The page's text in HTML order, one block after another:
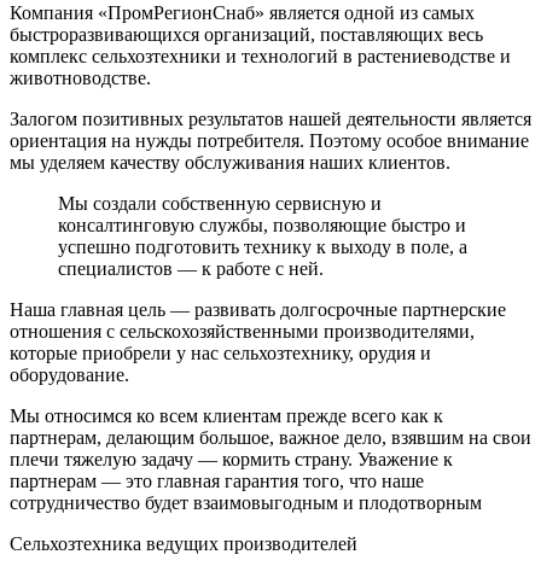
Компания «ПромРегионСнаб» является одной из самых
быстроразвивающихся организаций, поставляющих весь
комплекс сельхозтехники и технологий в растениеводстве и
животноводстве.
Залогом позитивных результатов нашей деятельности является
ориентация на нужды потребителя. Поэтому особое внимание
мы уделяем качеству обслуживания наших клиентов.
Мы создали собственную сервисную и
консалтинговую службы, позволяющие быстро и
успешно подготовить технику к выходу в поле, а
специалистов — к работе с ней.
Наша главная цель — развивать долгосрочные партнерские
отношения с сельскохозяйственными производителями,
которые приобрели у нас сельхозтехнику, орудия и
оборудование.
Мы относимся ко всем клиентам прежде всего как к
партнерам, делающим большое, важное дело, взявшим на свои
плечи тяжелую задачу — кормить страну. Уважение к
партнерам — это главная гарантия того, что наше
сотрудничество будет взаимовыгодным и плодотворным
Сельхозтехника ведущих производителей